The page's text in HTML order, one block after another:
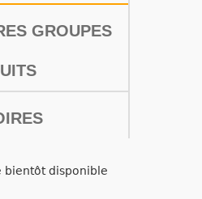
GROUPES
bientôt disponible